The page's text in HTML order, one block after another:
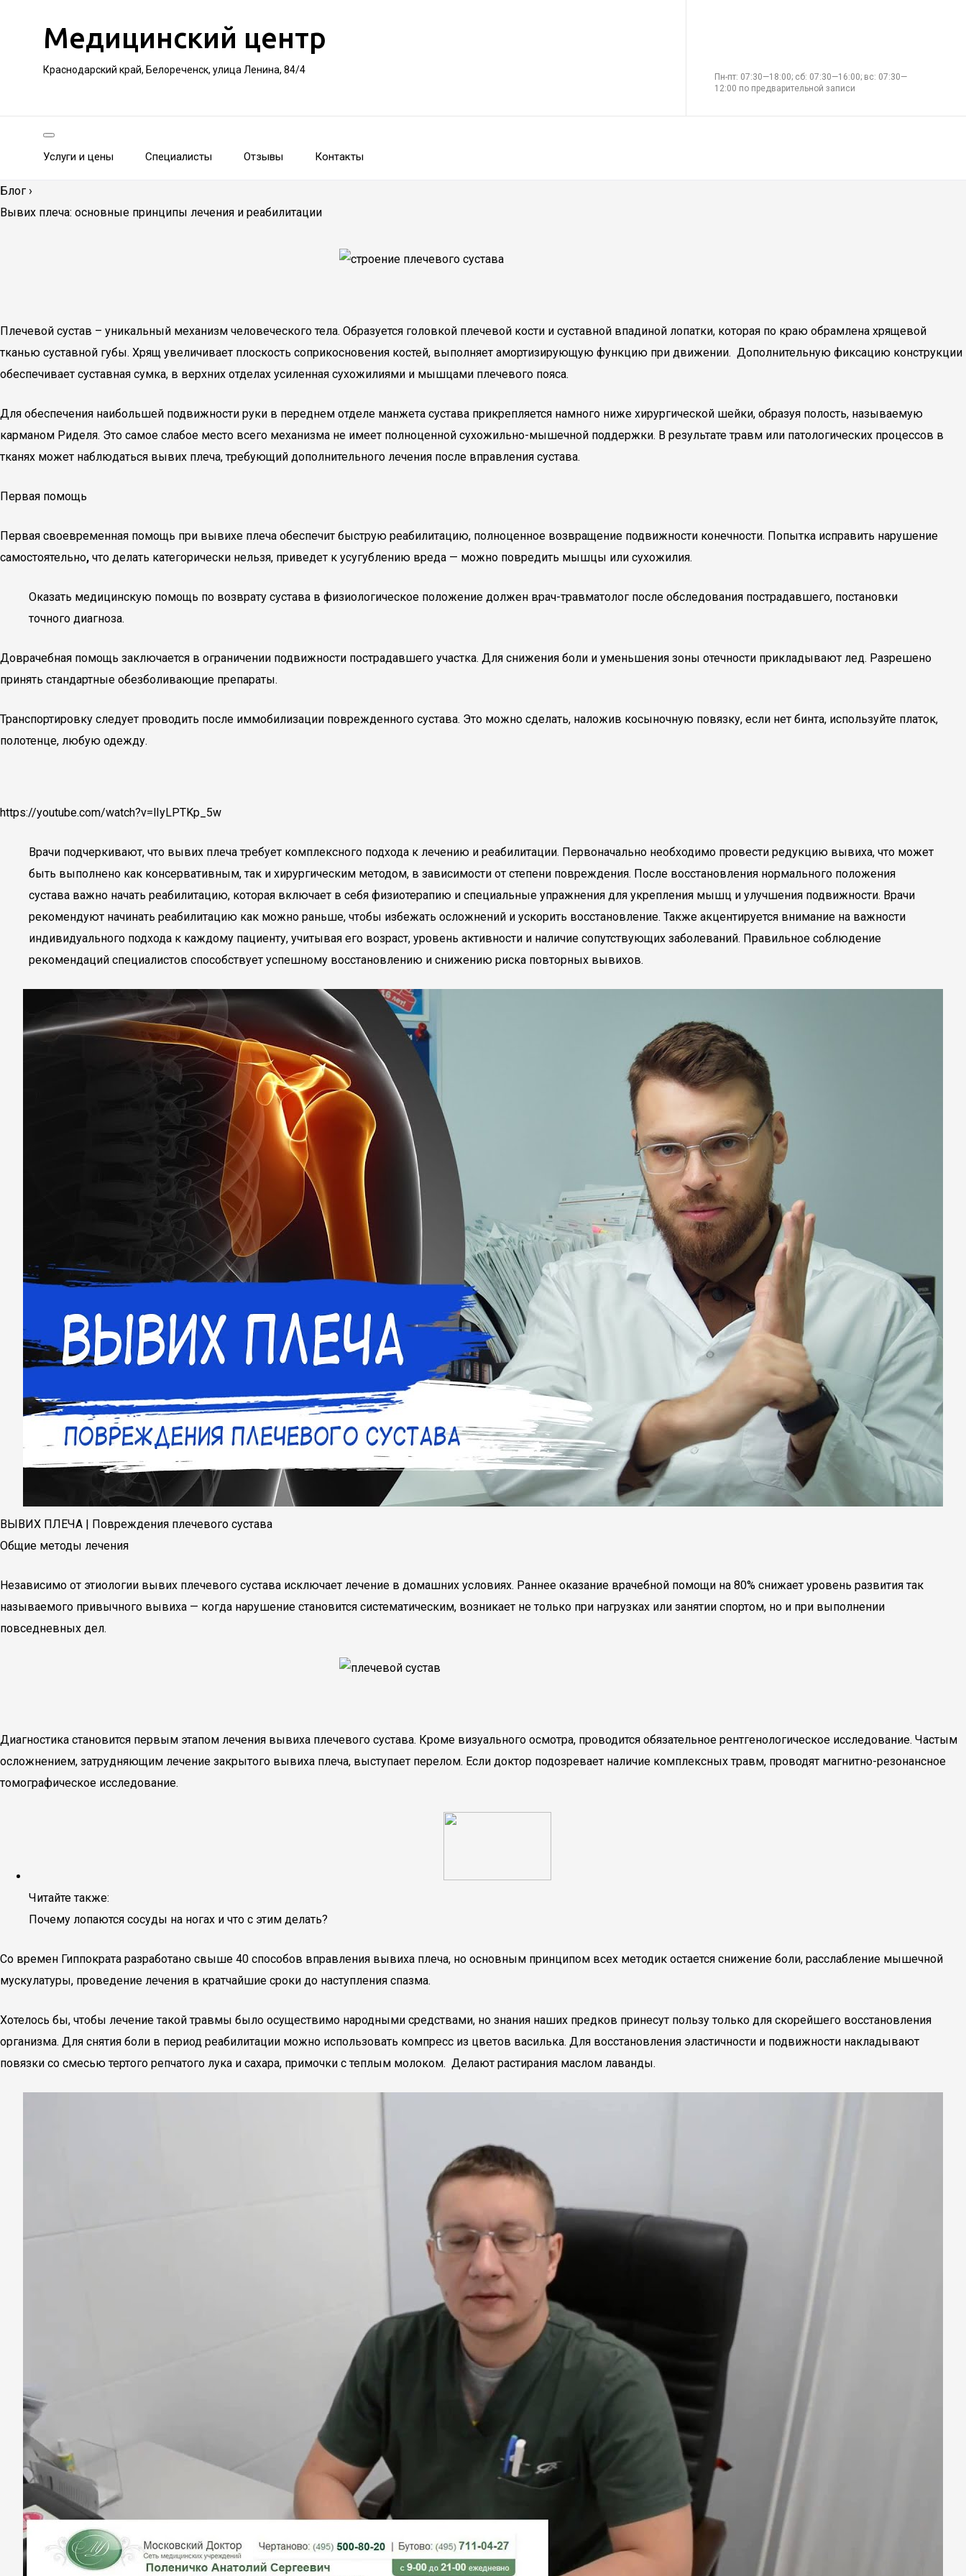
Медицинский центр
Краснодарский край, Белореченск, улица Ленина, 84/4
Пн-пт: 07:30—18:00; сб: 07:30—16:00; вс: 07:30—
12:00 по предварительной записи
Услуги и цены Специалисты Отзывы Контакты
Блог ›
Вывих плеча: основные принципы лечения и реабилитации
Плечевой сустав – уникальный механизм человеческого тела. Образуется головкой плечевой кости и суставной впадиной лопатки, которая по краю обрамлена хрящевой
тканью суставной губы. Хрящ увеличивает плоскость соприкосновения костей, выполняет амортизирующую функцию при движении. Дополнительную фиксацию конструкции
обеспечивает суставная сумка, в верхних отделах усиленная сухожилиями и мышцами плечевого пояса.
Для обеспечения наибольшей подвижности руки в переднем отделе манжета сустава прикрепляется намного ниже хирургической шейки, образуя полость, называемую
карманом Риделя. Это самое слабое место всего механизма не имеет полноценной сухожильно-мышечной поддержки. В результате травм или патологических процессов в
тканях может наблюдаться вывих плеча, требующий дополнительного лечения после вправления сустава.
Первая помощь
Первая своевременная помощь при вывихе плеча обеспечит быструю реабилитацию, полноценное возвращение подвижности конечности. Попытка исправить нарушение
самостоятельно, что делать категорически нельзя, приведет к усугублению вреда — можно повредить мышцы или сухожилия.
Оказать медицинскую помощь по возврату сустава в физиологическое положение должен врач-травматолог после обследования пострадавшего, постановки
точного диагноза.
Доврачебная помощь заключается в ограничении подвижности пострадавшего участка. Для снижения боли и уменьшения зоны отечности прикладывают лед. Разрешено
принять стандартные обезболивающие препараты.
Транспортировку следует проводить после иммобилизации поврежденного сустава. Это можно сделать, наложив косыночную повязку, если нет бинта, используйте платок,
полотенце, любую одежду.
https://youtube.com/watch?v=lIyLPTKp_5w
Врачи подчеркивают, что вывих плеча требует комплексного подхода к лечению и реабилитации. Первоначально необходимо провести редукцию вывиха, что может
быть выполнено как консервативным, так и хирургическим методом, в зависимости от степени повреждения. После восстановления нормального положения
сустава важно начать реабилитацию, которая включает в себя физиотерапию и специальные упражнения для укрепления мышц и улучшения подвижности. Врачи
рекомендуют начинать реабилитацию как можно раньше, чтобы избежать осложнений и ускорить восстановление. Также акцентируется внимание на важности
индивидуального подхода к каждому пациенту, учитывая его возраст, уровень активности и наличие сопутствующих заболеваний. Правильное соблюдение
рекомендаций специалистов способствует успешному восстановлению и снижению риска повторных вывихов.
ВЫВИХ ПЛЕЧА | Повреждения плечевого сустава
Общие методы лечения
Независимо от этиологии вывих плечевого сустава исключает лечение в домашних условиях. Раннее оказание врачебной помощи на 80% снижает уровень развития так
называемого привычного вывиха — когда нарушение становится систематическим, возникает не только при нагрузках или занятии спортом, но и при выполнении
повседневных дел.
Диагностика становится первым этапом лечения вывиха плечевого сустава. Кроме визуального осмотра, проводится обязательное рентгенологическое исследование. Частым
осложнением, затрудняющим лечение закрытого вывиха плеча, выступает перелом. Если доктор подозревает наличие комплексных травм, проводят магнитно-резонансное
томографическое исследование.
Читайте также:
Почему лопаются сосуды на ногах и что с этим делать?
Со времен Гиппократа разработано свыше 40 способов вправления вывиха плеча, но основным принципом всех методик остается снижение боли, расслабление мышечной
мускулатуры, проведение лечения в кратчайшие сроки до наступления спазма.
Хотелось бы, чтобы лечение такой травмы было осуществимо народными средствами, но знания наших предков принесут пользу только для скорейшего восстановления
организма. Для снятия боли в период реабилитации можно использовать компресс из цветов василька. Для восстановления эластичности и подвижности накладывают
повязки со смесью тертого репчатого лука и сахара, примочки с теплым молоком. Делают растирания маслом лаванды.